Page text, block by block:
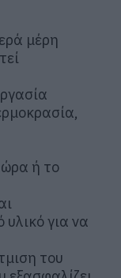
μέρη
ή το
για να
του